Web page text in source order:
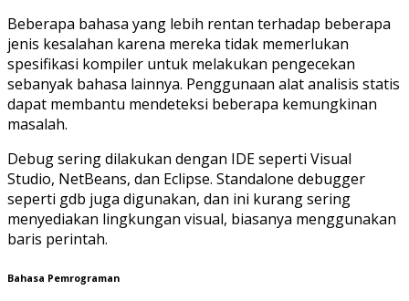
Beberapa bahasa yang lebih rentan terhadap beberapa
jenis kesalahan karena mereka tidak memerlukan
spesifikasi kompiler untuk melakukan pengecekan
sebanyak bahasa lainnya. Penggunaan alat analisis statis
dapat membantu mendeteksi beberapa kemungkinan
masalah.
Debug sering dilakukan dengan IDE seperti Visual
Studio, NetBeans, dan Eclipse. Standalone debugger
seperti gdb juga digunakan, dan ini kurang sering
menyediakan lingkungan visual, biasanya menggunakan
baris perintah.
Bahasa Pemrograman